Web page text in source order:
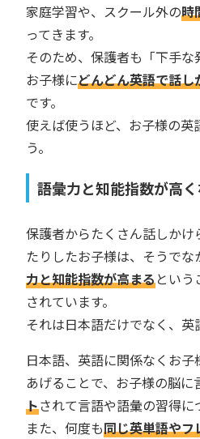
家庭学習や、スクール外の時
ってきます。
そのため、保護者も「下手な
お子様にどんどん英語で話し
です。
使えば使うほど、お子様の英
う。
語彙力と知能指数が高
保護者からたくさん話しか
たりしたお子様は、そうでな
力と知能指数が高まるとい
されています。
それは日本語だけでなく、英
日本語、英語に関係なくお
あげることで、お子様の脳に
トされて言語や語彙の習得に
また、何度も同じ英単語やフ